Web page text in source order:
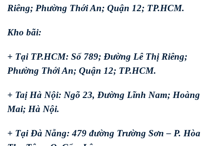
Riêng; Phường Thới An; Quận 12; TP.HCM.
Kho bãi:
+ Tại TP.HCM: Số 789; Đường Lê Thị Riêng;
Phường Thới An; Quận 12; TP.HCM.
+ Taị Hà Nội: Ngõ 23, Đường Lĩnh Nam; Hoàng
Mai; Hà Nội.
+ Tại Đà Nẵng: 479 đường Trường Sơn – P. Hòa